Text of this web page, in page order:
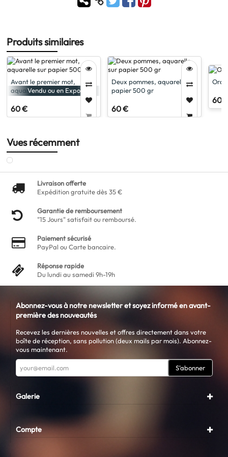
Produits similaires
Vendu ou en Expo
Avant le premier mot,
aquarelle sur papier 500 gr
60 €
Deux pommes, aquarelle sur
papier 500 gr
60 €
60
Vues récemment
Livraison offerte
Expédition gratuite dès 35 €
Garantie de remboursement
"15 Jours" satisfait ou remboursé.
Paiement sécurisé
PayPal ou Carte bancaire.
Réponse rapide
Du lundi au samedi 9h-19h
Abonnez-vous à notre newsletter et soyez informé en avant-
première des nouveautés
Recevez les dernières nouvelles et offres directement dans votre
boîte de réception, sans pollution (deux mails par mois). Abonnez-
vous maintenant.
S'abonner
Galerie
Compte